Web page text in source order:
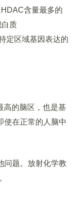
含量最多的
质
定区域基因表达的
的脑区，也是基
使在正常的人脑中
题。放射化学教